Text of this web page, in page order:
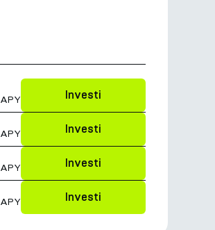
APY Investi
APY Investi
APY Investi
APY Investi